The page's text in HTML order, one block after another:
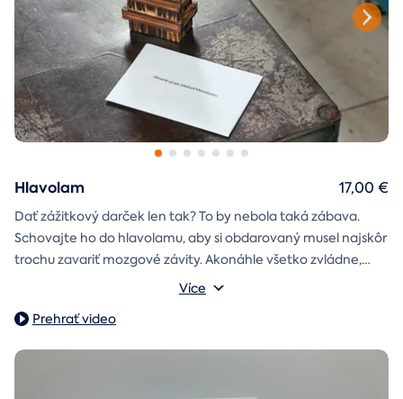
Hlavolam
Dať zážitkový darček len tak? To by nebola taká zábava.
Schovajte ho do hlavolamu, aby si obdarovaný musel najskôr
trochu zavariť mozgové závity. Akonáhle všetko zvládne,
objaví poukaz na zážitok i s vašim venováním.
Vonkajšie rozmery: 15,5 × 8,5 × 5 cm
Více
17,00 €
Prehrať video